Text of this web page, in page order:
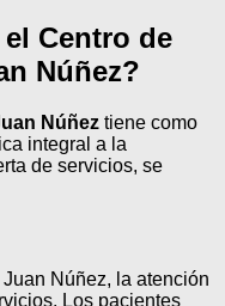
Centro de
Núñez?
Núñez tiene como
integral a la
de servicios, se
Núñez, la atención
Los pacientes